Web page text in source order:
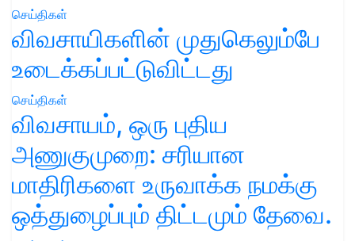
செய்திகள்
விவசாயிகளின் முதுகெலும்பே
உடைக்கப்பட்டுவிட்டது
செய்திகள்
விவசாயம், ஒரு புதிய
அணுகுமுறை: சரியான
மாதிரிகளை உருவாக்க நமக்கு
ஒத்துழைப்பும் திட்டமும் தேவை.